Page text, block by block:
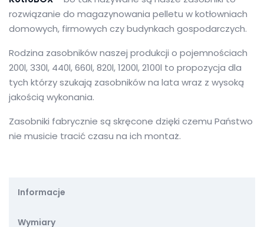
rozwiązanie do magazynowania pelletu w kotłowniach
domowych, firmowych czy budynkach gospodarczych.
Rodzina zasobników naszej produkcji o pojemnościach
200l, 330l, 440l, 660l, 820l, 1200l, 2100l to propozycja dla
tych którzy szukają zasobników na lata wraz z wysoką
jakością wykonania.
Zasobniki fabrycznie są skręcone dzięki czemu Państwo
nie musicie tracić czasu na ich montaż.
Informacje
Wymiary